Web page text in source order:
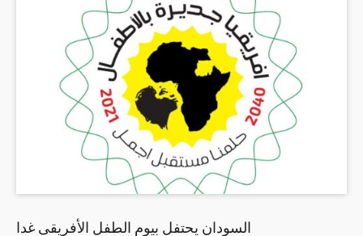
السودان يحتفل بيوم الطفل الأفريقى غدا